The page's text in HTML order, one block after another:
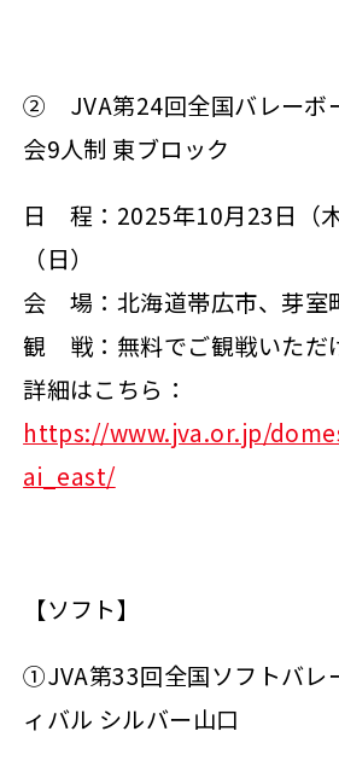
② JVA第24回全国バレーボ
会9人制 東ブロック
日 程：2025年10月23日（
（日）
会 場：北海道帯広市、芽室
観 戦：無料でご観戦いただ
詳細はこちら：
https://www.jva.or.jp/
ai_east/
【ソフト】
①JVA第33回全国ソフトバレ
ィバル シルバー山口